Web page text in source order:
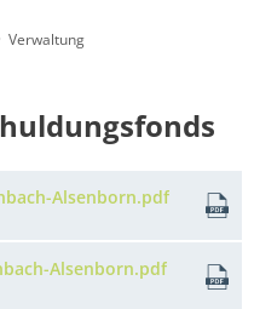
Verwaltung
Alsenborn.pdf
Alsenborn.pdf